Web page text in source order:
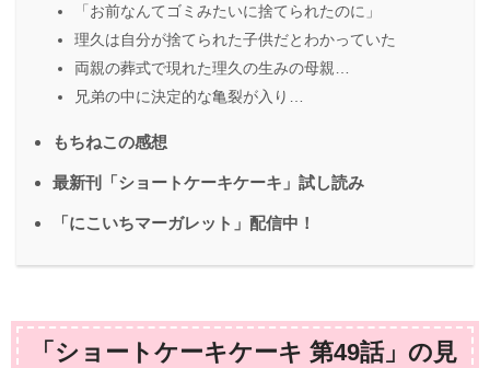
「お前なんてゴミみたいに捨てられたのに」
理久は自分が捨てられた子供だとわかっていた
両親の葬式で現れた理久の生みの母親…
兄弟の中に決定的な亀裂が入り…
もちねこの感想
最新刊「ショートケーキケーキ」試し読み
「にこいちマーガレット」配信中！
「ショートケーキケーキ 第49話」の見